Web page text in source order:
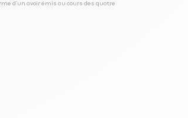
d’un avoir émis au cours des quatre